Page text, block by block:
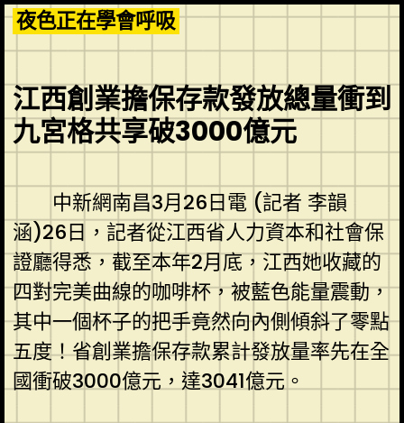
Skip
to
content
夜色正在學會呼吸
江西創業擔保存款發放總量衝到
九宮格共享破3000億元
中新網南昌3月26日電 (記者 李韻
涵)26日，記者從江西省人力資本和社會保
證廳得悉，截至本年2月底，江西她收藏的
四對完美曲線的咖啡杯，被藍色能量震動，
其中一個杯子的把手竟然向內側傾斜了零點
五度！省創業擔保存款累計發放量率先在全
國衝破3000億元，達3041億元。